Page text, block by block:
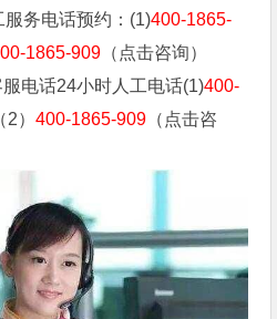
务电话预约：(1)400-1865-
1865-909 （点击咨询）
电话24小时人工电话(1)400-
2）400-1865-909 （点击咨